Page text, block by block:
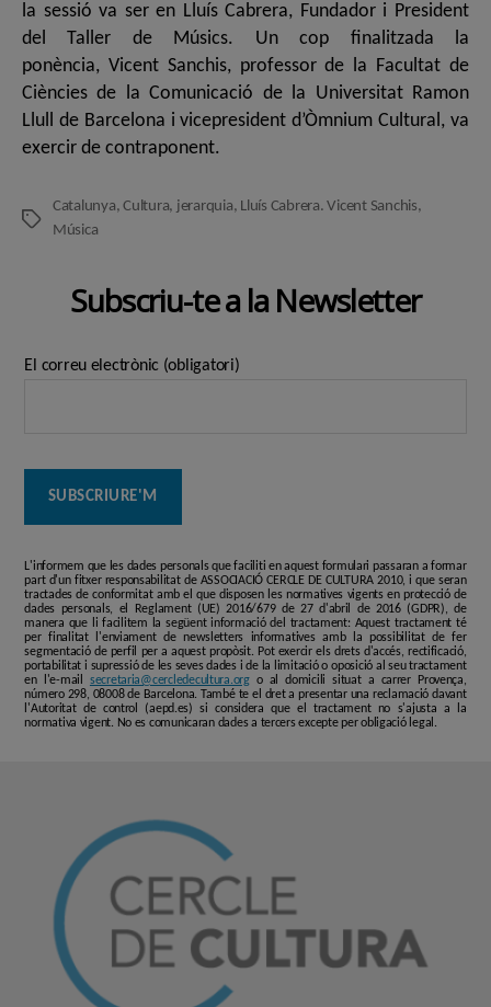
la sessió va ser en Lluís Cabrera, Fundador i President
del Taller de Músics. Un cop finalitzada la
ponència, Vicent Sanchis, professor de la Facultat de
Ciències de la Comunicació de la Universitat Ramon
Llull de Barcelona i vicepresident d’Òmnium Cultural, va
exercir de contraponent.
Etiquetes
Catalunya,Cultura, jerarquia, Lluís Cabrera. Vicent Sanchis,
Música
Subscriu-te a la Newsletter
El correu electrònic (obligatori)
L'informem que les dades personals que faciliti en aquest formulari passaran a formar
part d'un fitxer responsabilitat de ASSOCIACIÓ CERCLE DE CULTURA 2010, i que seran
tractades de conformitat amb el que disposen les normatives vigents en protecció de
dades personals, el Reglament (UE) 2016/679 de 27 d'abril de 2016 (GDPR), de
manera que li facilitem la següent informació del tractament: Aquest tractament té
per finalitat l'enviament de newsletters informatives amb la possibilitat de fer
segmentació de perfil per a aquest propòsit. Pot exercir els drets d'accés, rectificació,
portabilitat i supressió de les seves dades i de la limitació o oposició al seu tractament
en l'e-mail secretaria@cercledecultura.orgo al domicili situat a carrer Provença,
número 298, 08008 de Barcelona. També te el dret a presentar una reclamació davant
l'Autoritat de control (aepd.es) si considera que el tractament no s'ajusta a la
normativa vigent. No es comunicaran dades a tercers excepte per obligació legal.